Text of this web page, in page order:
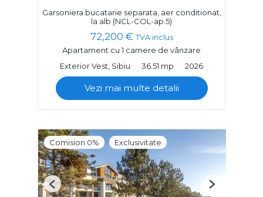
Garsoniera bucatarie separata, aer conditionat,
la alb (NCL-COL-ap.5)
72,200 € TVA inclus
Apartament cu 1 camere de vânzare
Exterior Vest, Sibiu
36.51 mp 2026
Vezi mai multe detalii
Comision 0% Exclusivitate
Previous Next